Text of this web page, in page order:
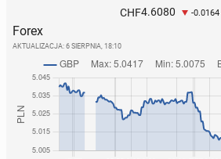
CHF4.6080 -0.0164
Forex
AKTUALIZACJA: 6 SIERPNIA, 18:10